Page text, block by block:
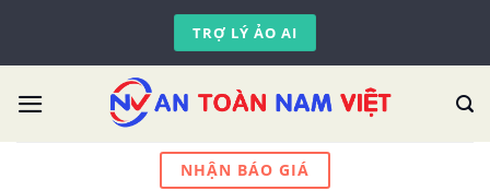
content
TRỢ LÝ ẢO AI
NHẬN BÁO GIÁ